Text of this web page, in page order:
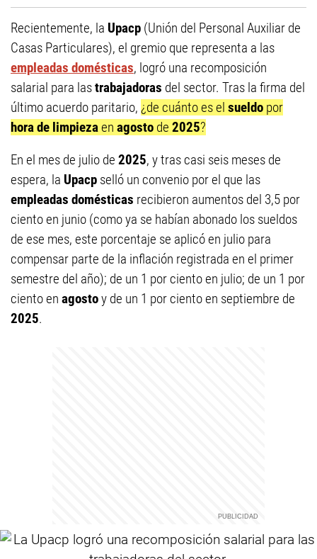
Recientemente, la Upacp (Unión del Personal Auxiliar de
Casas Particulares), el gremio que representa a las
empleadas domésticas, logró una recomposición
salarial para lastrabajadoras del sector. Tras la firma del
último acuerdo paritario, ¿de cuánto es el sueldo por
hora de limpiezaen agosto de 2025?
En el mes de julio de 2025, y tras casi seis meses de
espera, la Upacp selló un convenio por el que las
empleadas domésticas recibieron aumentos del 3,5 por
ciento en junio (como ya se habían abonado los sueldos
de ese mes, este porcentaje se aplicó en julio para
compensar parte de la inflación registrada en el primer
semestre del año); de un 1 por ciento en julio; de un 1 por
ciento en agostoy de un 1 por ciento en septiembre de
2025.